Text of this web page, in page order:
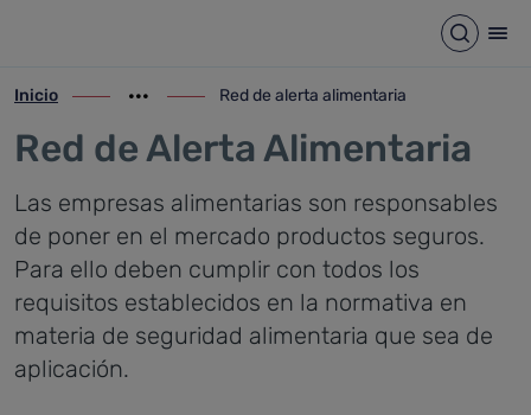
Red de alerta alimentaria Abrir
ir-a inicio
Inicio
Mostrar opciones del camino de migas
ir-a Red de alerta alimentaria
Red de alerta alimentaria
Red de Alerta Alimentaria
Las empresas alimentarias son responsables
de poner en el mercado productos seguros.
Para ello deben cumplir con todos los
requisitos establecidos en la normativa en
materia de seguridad alimentaria que sea de
aplicación.